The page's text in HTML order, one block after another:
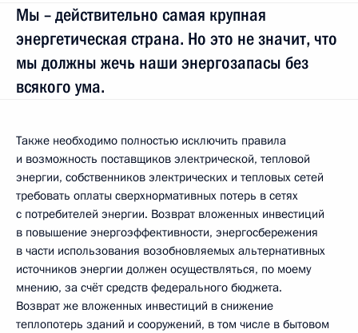
Мы – действительно самая крупная
энергетическая страна. Но это не значит, что
мы должны жечь наши энергозапасы без
всякого ума.
Также необходимо полностью исключить правила
и возможность поставщиков электрической, тепловой
энергии, собственников электрических и тепловых сетей
требовать оплаты сверхнормативных потерь в сетях
с потребителей энергии. Возврат вложенных инвестиций
в повышение энергоэффективности, энергосбережения
в части использования возобновляемых альтернативных
источников энергии должен осуществляться, по моему
мнению, за счёт средств федерального бюджета.
Возврат же вложенных инвестиций в снижение
теплопотерь зданий и сооружений, в том числе в бытовом